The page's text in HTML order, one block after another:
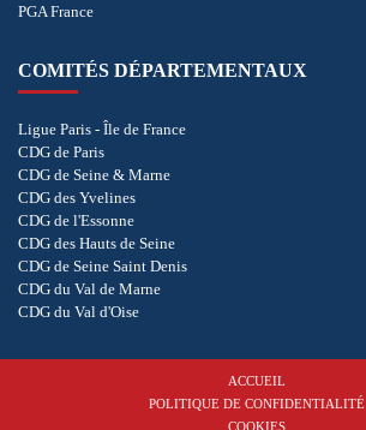
PGA France
COMITÉS DÉPARTEMENTAUX
Ligue Paris - Île de France
CDG de Paris
CDG de Seine & Marne
CDG des Yvelines
CDG de l'Essonne
CDG des Hauts de Seine
CDG de Seine Saint Denis
CDG du Val de Marne
CDG du Val d'Oise
ACCUEIL
POLITIQUE DE CONFIDENTIALITÉ
COOKIES